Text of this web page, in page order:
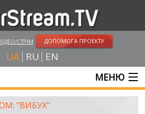
СТРІМ ДОПОМОГА ПРОЕКТУ
UA RU EN
МЕНЮ
"ВИБУХ"